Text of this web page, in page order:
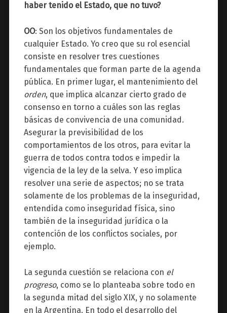
haber tenido el Estado, que no tuvo?
OO: Son los objetivos fundamentales de
cualquier Estado. Yo creo que su rol esencial
consiste en resolver tres cuestiones
fundamentales que forman parte de la agenda
pública. En primer lugar, el mantenimiento del
orden, que implica alcanzar cierto grado de
consenso en torno a cuáles son las reglas
básicas de convivencia de una comunidad.
Asegurar la previsibilidad de los
comportamientos de los otros, para evitar la
guerra de todos contra todos e impedir la
vigencia de la ley de la selva. Y eso implica
resolver una serie de aspectos; no se trata
solamente de los problemas de la inseguridad,
entendida como inseguridad física, sino
también de la inseguridad jurídica o la
contención de los conflictos sociales, por
ejemplo.
La segunda cuestión se relaciona con el
progreso, como se lo planteaba sobre todo en
la segunda mitad del siglo XIX, y no solamente
en la Argentina. En todo el desarrollo del